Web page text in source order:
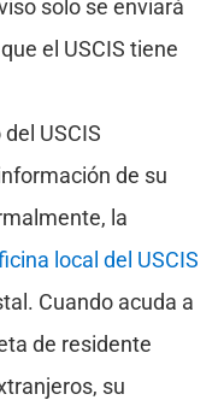
solo se enviará
el USCIS tiene
USCIS
de su
la
local del USCIS
Cuando acuda a
de residente
su